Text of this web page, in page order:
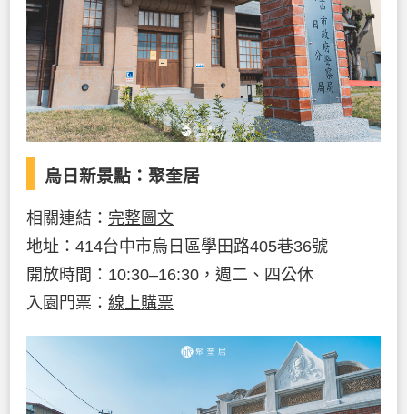
烏日新景點： 聚奎居
相關連結： 完整圖文
地址：414台中市烏日區學田路405巷36號
開放時間：10:30–16:30，週二、四公休
入園門票： 線上購票